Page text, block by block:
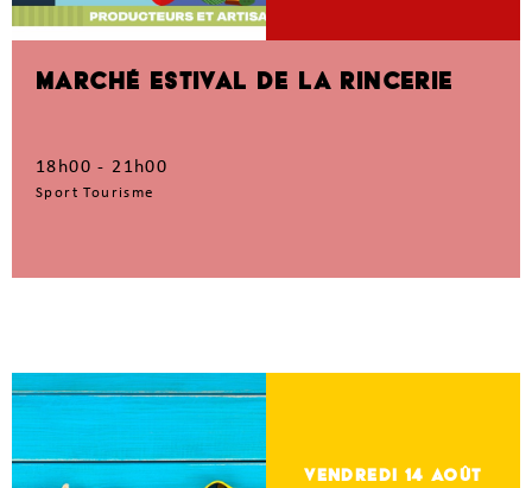
MARCHÉ ESTIVAL DE LA RINCERIE
18h00 - 21h00
Sport Tourisme
vendredi 14Août